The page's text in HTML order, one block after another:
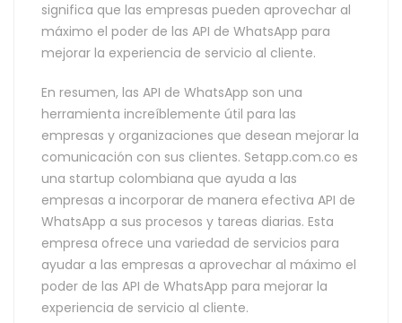
significa que las empresas pueden aprovechar al
máximo el poder de las API de WhatsApp para
mejorar la experiencia de servicio al cliente.
En resumen, las API de WhatsApp son una
herramienta increíblemente útil para las
empresas y organizaciones que desean mejorar la
comunicación con sus clientes. Setapp.com.co es
una startup colombiana que ayuda a las
empresas a incorporar de manera efectiva API de
WhatsApp a sus procesos y tareas diarias. Esta
empresa ofrece una variedad de servicios para
ayudar a las empresas a aprovechar al máximo el
poder de las API de WhatsApp para mejorar la
experiencia de servicio al cliente.